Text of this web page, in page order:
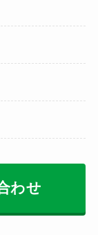
わせ